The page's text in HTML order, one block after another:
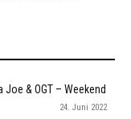
& OGT – Weekend
24. Juni 2022